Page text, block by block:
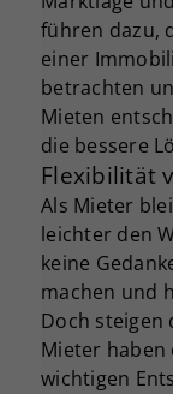
führen dazu,
einer
betrachten
Mieten
die bessere
Flexibilität
Als Mieter
leichter den
keine
machen und
Doch steigen
Mieter
wichtigen